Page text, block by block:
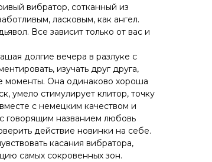
вибратор, сотканный из
ласковым, как ангел.
Все зависит только от вас и
долгие вечера в разлуке с
изучать друг друга,
моменты. Она одинаково хороша
умело стимулирует клитор, точку
с немецким качеством и
говорящим названием любовь
действие новинки на себе.
касания вибратора,
самых сокровенных зон.